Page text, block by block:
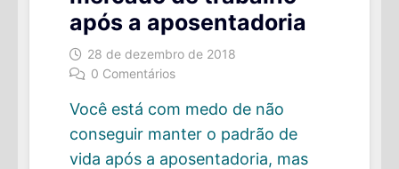
após a aposentadoria
28 de dezembro de 2018
0 Comentários
Você está com medo de não
conseguir manter o padrão de
vida após a aposentadoria, mas